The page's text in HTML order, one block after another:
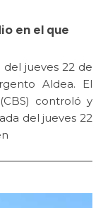
en el que
jueves 22 de
Aldea. El
controló y
del jueves 22